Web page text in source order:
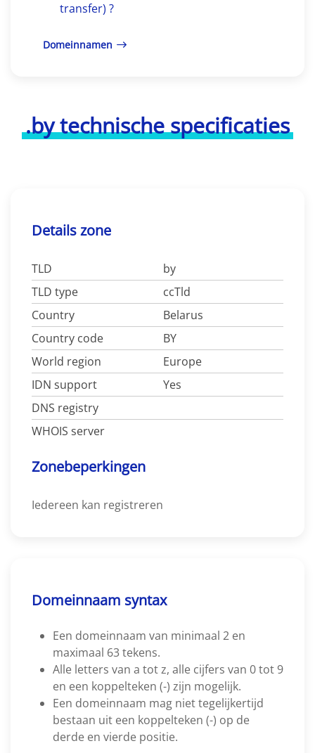
transfer) ?
Domeinnamen
.by technische specificaties
Details zone
TLD
by
TLD type
ccTld
Country
Belarus
Country code
BY
World region
Europe
IDN support
Yes
DNS registry
WHOIS server
Zonebeperkingen
Iedereen kan registreren
Domeinnaam syntax
Een domeinnaam van minimaal 2 en
maximaal 63 tekens.
Alle letters van a tot z, alle cijfers van 0 tot 9
en een koppelteken (-) zijn mogelijk.
Een domeinnaam mag niet tegelijkertijd
bestaan uit een koppelteken (-) op de
derde en vierde positie.